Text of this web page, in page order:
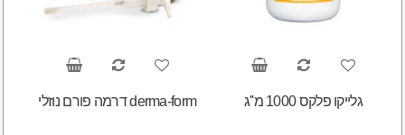
גלייקו פלקס 1000 מ''ג דרמה פורם נוזלי derma-form